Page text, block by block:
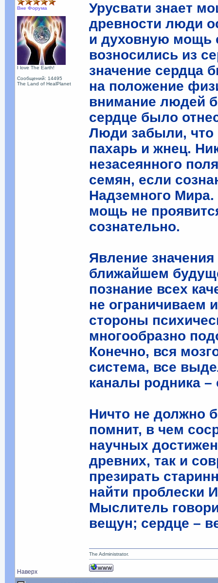
Вне Форума
I love The Earth!
Сообщений: 14495
The Land of HealPlanet
Урусвати знает
древности люди
и духовную мощь
возносились из
значение сердца
на положение
внимание людей
сердце было
Люди забыли, что
пахарь и жнец.
незасеянного
семян, если
Надземного
мощь не
сознательно.
Явление
ближайшем
познание всех
не ограничиваем
стороны
многообразно
Конечно, вся
система, все
каналы родника –
Ничто не должно
помнит, в чем
научных
древних, так и
презирать
найти проблески
Мыслитель
вещун; сердце –
Наверх
The Administrator.